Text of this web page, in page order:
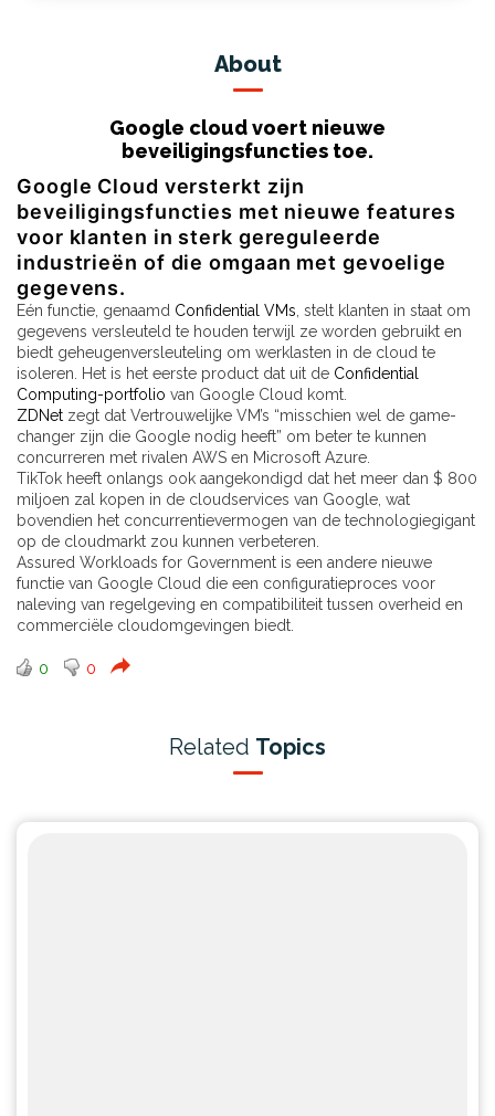
About
Google cloud voert nieuwe
beveiligingsfuncties toe.
Google Cloud versterkt zijn
beveiligingsfuncties met nieuwe features
voor klanten in sterk gereguleerde
industrieën of die omgaan met gevoelige
gegevens.
Eén functie, genaamd Confidential VMs, stelt klanten in staat om
gegevens versleuteld te houden terwijl ze worden gebruikt en
biedt geheugenversleuteling om werklasten in de cloud te
isoleren. Het is het eerste product dat uit de Confidential
Computing-portfolio van Google Cloud komt.
ZDNet zegt dat Vertrouwelijke VM’s “misschien wel de game-
changer zijn die Google nodig heeft” om beter te kunnen
concurreren met rivalen AWS en Microsoft Azure.
TikTok heeft onlangs ook aangekondigd dat het meer dan $ 800
miljoen zal kopen in de cloudservices van Google, wat
bovendien het concurrentievermogen van de technologiegigant
op de cloudmarkt zou kunnen verbeteren.
Assured Workloads for Government is een andere nieuwe
functie van Google Cloud die een configuratieproces voor
naleving van regelgeving en compatibiliteit tussen overheid en
commerciële cloudomgevingen biedt.
0 0
Related Topics